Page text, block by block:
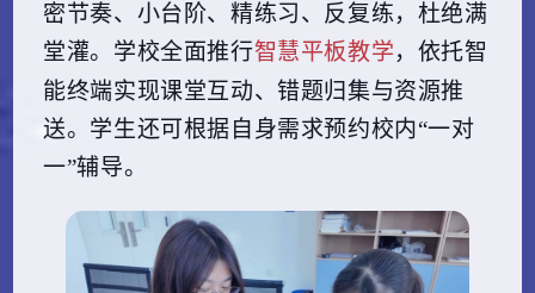
密节奏、小台阶、精练习、反复练，杜绝满
堂灌。学校全面推行智慧平板教学，依托智
能终端实现课堂互动、错题归集与资源推
送。学生还可根据自身需求预约校内“一对
一”辅导。